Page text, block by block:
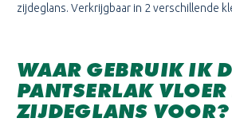
zijdeglans. Verkrijgbaar in 2 verschillende
WAAR GEBRUIK IK
PANTSERLAK
ZIJDEGLANS VOOR?